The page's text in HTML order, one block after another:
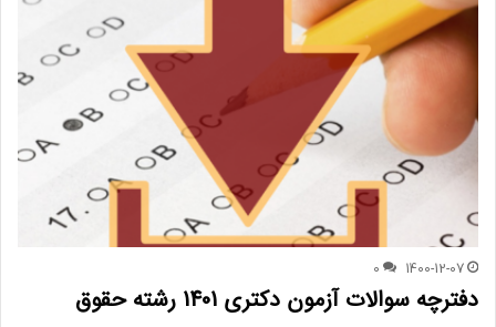
1400-12-07
0
دفترچه سوالات آزمون دکتری 1401 رشته حقوق